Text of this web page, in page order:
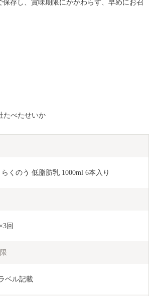
存し、賞味期限にかかわらず、早めにお召
たべたせいか
らくのう 低脂肪乳 1000ml 6本入り
回
ベル記載